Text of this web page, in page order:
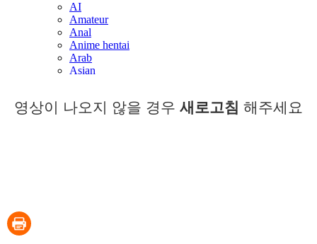
영상이 나오지 않을 경우 새로고침 해주세요